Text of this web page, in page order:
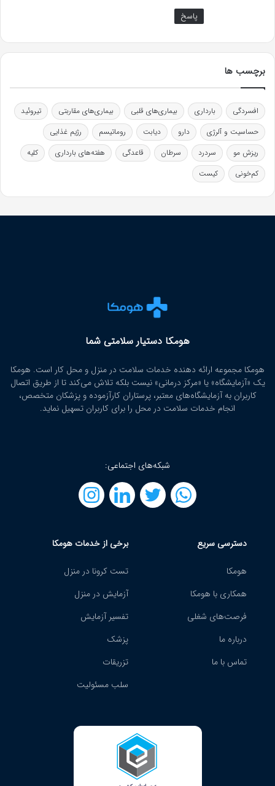
پاسخ
برچسب ها
افسردگی بارداری بیماری‌های قلبی بیماری‌های مقاربتی
تیروئید
حساسیت و آلرژی
دارو دیابت روماتیسم
رژیم غذایی
ریزش مو
سردرد سرطان قاعدگی هفته‌های بارداری
کلیه
کم‌خونی
کیست
هومکا دستیار سلامتی شما
هومکا مجموعه ارائه‌ دهنده خدمات سلامت در منزل و محل کار است. هومکا
یک «آزمایشگاه» یا «مرکز درمانی» نیست بلکه تلاش می‌کند تا از طریق اتصال
کاربران به آزمایشگاه‌های معتبر، پرستاران کارآزموده و پزشکان متخصص،
انجام خدمات سلامت در محل را برای کاربران تسهیل نماید.
شبکه‌های اجتماعی:
دسترسی سریع
هومکا
همکاری با هومکا
فرصت‌های شغلی
درباره ما
تماس با ما
برخی از خدمات هومکا
تست کرونا در منزل
آزمایش در منزل
تفسیر آزمایش
پزشک
تزریقات
سلب مسئولیت